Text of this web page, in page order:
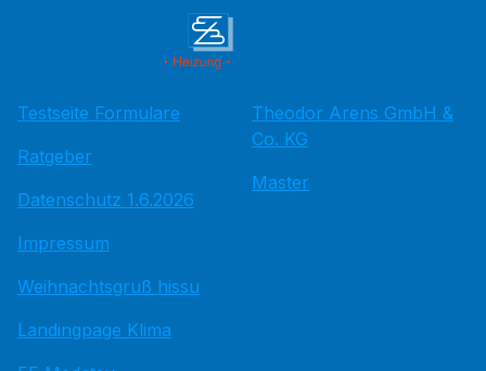
Testseite Formulare
Ratgeber
Datenschutz 1.6.2026
Impressum
Weihnachtsgruß hissu
Landingpage Klima
Theodor Arens GmbH &
Co. KG
Master